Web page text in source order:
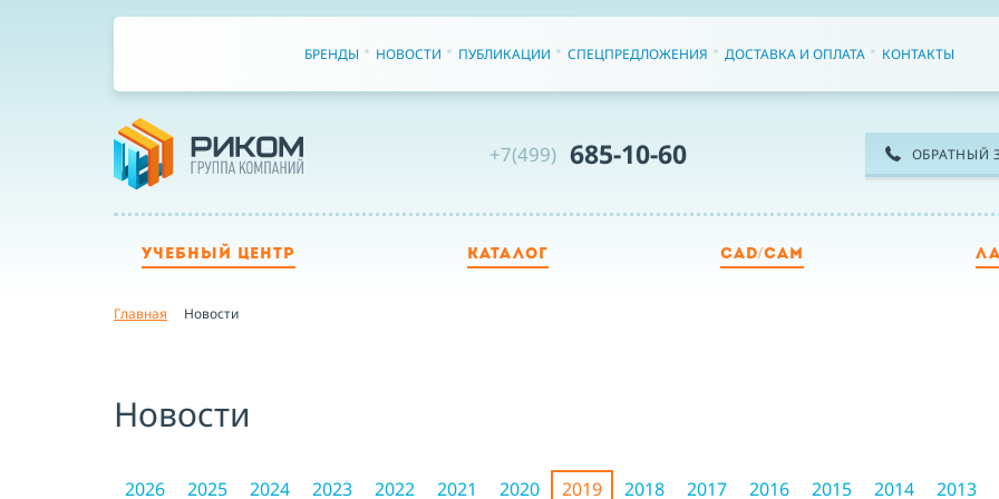
БРЕНДЫ НОВОСТИ ПУБЛИКАЦИИ СПЕЦПРЕДЛОЖЕНИЯ ДОСТАВКА И ОПЛАТА КОНТАКТЫ
+7(499) 685-10-60 ОБРАТНЫЙ
УЧЕБНЫЙ ЦЕНТР КАТАЛОГ CAD/CAM
Главная Новости
Новости
2026 2025 2024 2023 2022 2021 2020 2019 2018 2017 2016 2015 2014 2013